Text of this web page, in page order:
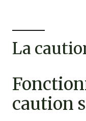
La
caution